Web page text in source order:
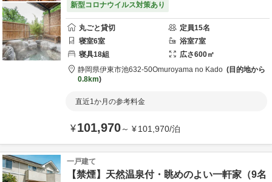
新型コロナウイルス対策あり
丸ごと貸切 定員15名
寝室6室 浴室7室
寝具18組 広さ600㎡
静岡県伊東市池632-50Omuroyama no Kado
目的地から
0.8km
直近1か月の参考料金
¥101,970～ ¥101,970/泊
一戸建て
【禁煙】天然温泉付・眺めのよい一軒家（9名